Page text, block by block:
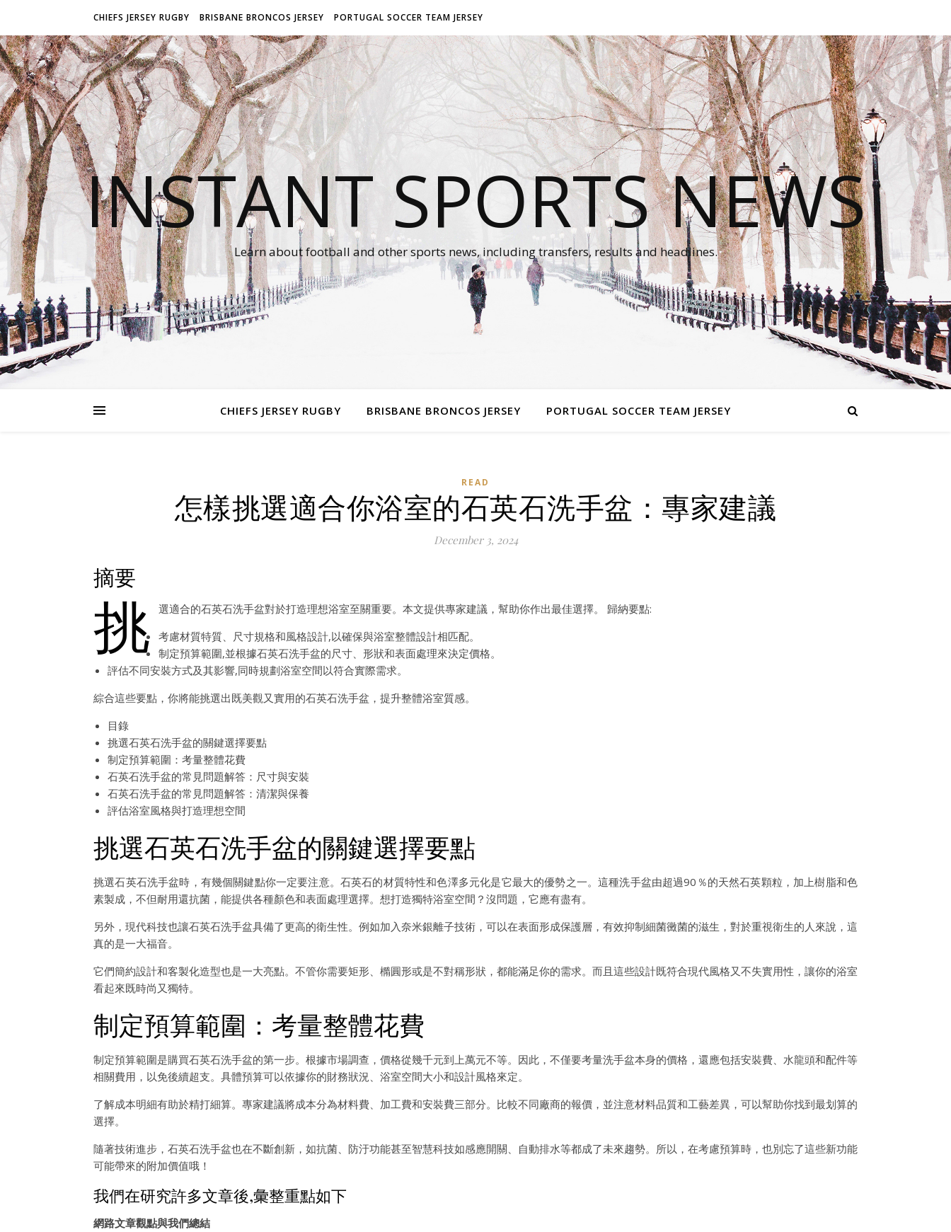
CHIEFS JERSEY RUGBY BRISBANE BRONCOS JERSEY PORTUGAL SOCCER TEAM JERSEY
INSTANT SPORTS NEWS
Learn about football and other sports news, including transfers, results and headlines.
CHIEFS JERSEY RUGBY BRISBANE BRONCOS JERSEY PORTUGAL SOCCER TEAM JERSEY
READ
怎樣挑選適合你浴室的石英石洗手盆：專家建議
December 3, 2024
摘要
挑 選適合的石英石洗手盆對於打造理想浴室至關重要。本文提供專家建議，幫助你作出最佳選擇。 歸納要點:
考慮材質特質、尺寸規格和風格設計,以確保與浴室整體設計相匹配。
制定預算範圍,並根據石英石洗手盆的尺寸、形狀和表面處理來決定價格。
評估不同安裝方式及其影響,同時規劃浴室空間以符合實際需求。
綜合這些要點，你將能挑選出既美觀又實用的石英石洗手盆，提升整體浴室質感。
目錄
挑選石英石洗手盆的關鍵選擇要點
制定預算範圍：考量整體花費
石英石洗手盆的常見問題解答：尺寸與安裝
石英石洗手盆的常見問題解答：清潔與保養
評估浴室風格與打造理想空間
挑選石英石洗手盆的關鍵選擇要點
挑選石英石洗手盆時，有幾個關鍵點你一定要注意。石英石的材質特性和色澤多元化是它最大的優勢之一。這種洗手盆由超過90％的天然石英顆粒，加上樹脂和色
素製成，不但耐用還抗菌，能提供各種顏色和表面處理選擇。想打造獨特浴室空間？沒問題，它應有盡有。
另外，現代科技也讓石英石洗手盆具備了更高的衛生性。例如加入奈米銀離子技術，可以在表面形成保護層，有效抑制細菌黴菌的滋生，對於重視衛生的人來說，這
真的是一大福音。
它們簡約設計和客製化造型也是一大亮點。不管你需要矩形、橢圓形或是不對稱形狀，都能滿足你的需求。而且這些設計既符合現代風格又不失實用性，讓你的浴室
看起來既時尚又獨特。
制定預算範圍：考量整體花費
制定預算範圍是購買石英石洗手盆的第一步。根據市場調查，價格從幾千元到上萬元不等。因此，不僅要考量洗手盆本身的價格，還應包括安裝費、水龍頭和配件等
相關費用，以免後續超支。具體預算可以依據你的財務狀況、浴室空間大小和設計風格來定。
了解成本明細有助於精打細算。專家建議將成本分為材料費、加工費和安裝費三部分。比較不同廠商的報價，並注意材料品質和工藝差異，可以幫助你找到最划算的
選擇。
隨著技術進步，石英石洗手盆也在不斷創新，如抗菌、防汙功能甚至智慧科技如感應開關、自動排水等都成了未來趨勢。所以，在考慮預算時，也別忘了這些新功能
可能帶來的附加價值哦！
我們在研究許多文章後,彙整重點如下
網路文章觀點與我們總結